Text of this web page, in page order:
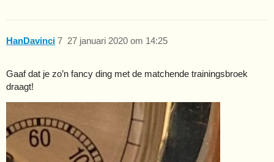
HanDavinci 27 januari 2020 om 14:25
7
Gaaf dat je zo’n fancy ding met de matchende trainingsbroek
draagt!